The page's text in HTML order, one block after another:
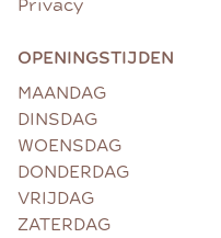
Privacy
OPENINGSTIJDEN
MAANDAG
DINSDAG
WOENSDAG
DONDERDAG
VRIJDAG
ZATERDAG